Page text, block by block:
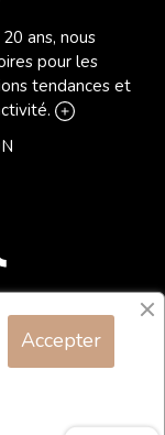
ans, nous
pour les
tendances et
Accepter